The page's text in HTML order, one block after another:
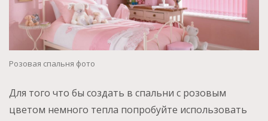
Розовая спальня фото
Для того что бы создать в спальни с розовым
цветом немного тепла попробуйте использовать